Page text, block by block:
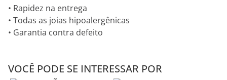
• Rapidez na entrega
• Todas as joias hipoalergênicas
• Garantia contra defeito
VOCÊ PODE SE INTERESSAR POR